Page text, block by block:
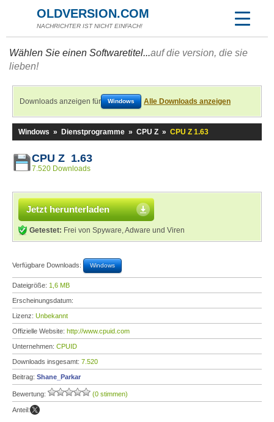
OLDVERSION.COM
NACHRICHTER IST NICHT EINFACH!
Wählen Sie einen Softwaretitel...auf die version, die sie
lieben!
Downloads anzeigen für Windows Alle Downloads anzeigen
Windows » Dienstprogramme » CPU Z » CPU Z 1.63
CPU Z 1.63
7.520 Downloads
Jetzt herunterladen
Getestet: Frei von Spyware, Adware und Viren
Verfügbare Downloads: Windows
Dateigröße: 1,6 MB
Erscheinungsdatum:
Lizenz: Unbekannt
Offizielle Website: http://www.cpuid.com
Unternehmen: CPUID
Downloads insgesamt: 7.520
Beitrag: Shane_Parkar
Bewertung: (0 stimmen)
Anteil: